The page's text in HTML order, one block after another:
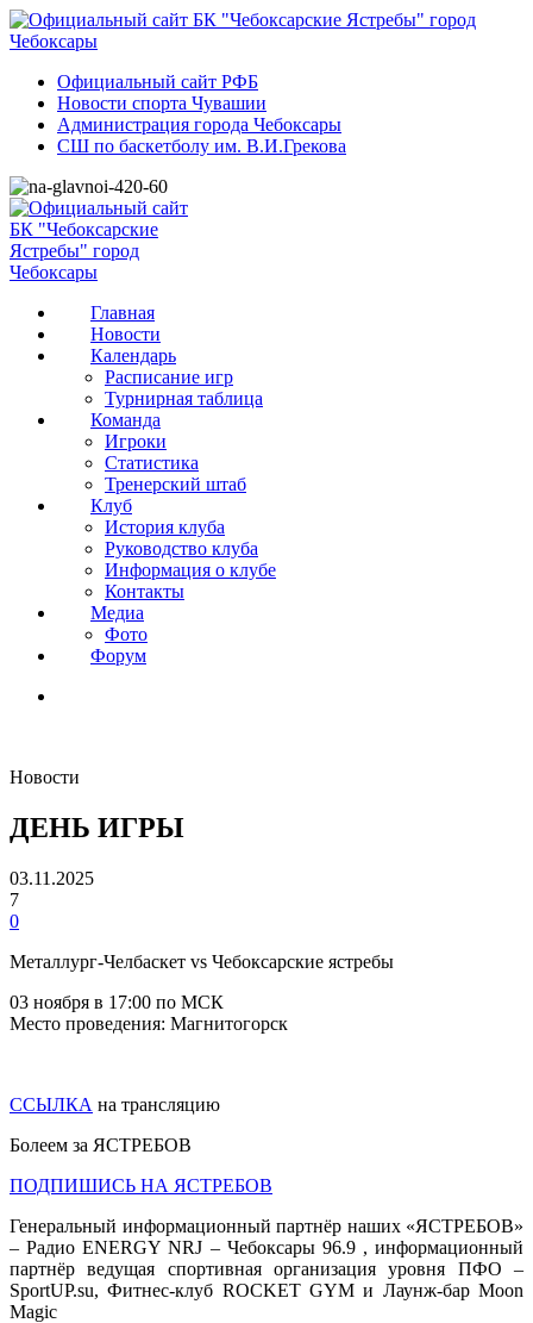
Официальный сайт РФБ
Новости спорта Чувашии
Администрация города Чебоксары
СШ по баскетболу им. В.И.Грекова
Главная
Новости
Календарь
Расписание игр
Турнирная таблица
Команда
Игроки
Статистика
Тренерский штаб
Клуб
История клуба
Руководство клуба
Информация о клубе
Контакты
Медиа
Фото
Форум
Новости
ДЕНЬ ИГРЫ
03.11.2025
7
0
Металлург-Челбаскет vs Чебоксарские ястребы
03 ноября в 17:00 по МСК
Место проведения: Магнитогорск
ССЫЛКА на трансляцию
Болеем за ЯСТРЕБОВ
ПОДПИШИСЬ НА ЯСТРЕБОВ
Генеральный информационный партнёр наших «ЯСТРЕБОВ»
– Радио ENERGY NRJ – Чебоксары 96.9 , информационный
партнёр ведущая спортивная организация уровня ПФО –
SportUP.su, Фитнес-клуб ROCKET GYM и Лаунж-бар Moon
Magic